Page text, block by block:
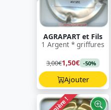
AGRAPART et Fils
1 Argent * griffures
3,00€1,50€ -50%
Ajouter